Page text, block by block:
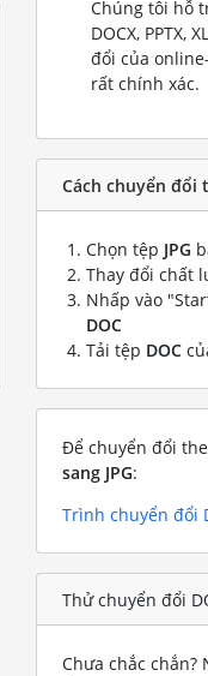
Chúng tôi hỗ
DOCX, PPTX,
đổi của
rất chính xác.
Cách chuyển đổi
Chọn tệp JPG
Thay đổi chất
Nhấp vào
DOC
Tải tệp DOC
Để chuyển đổi
sang JPG:
Trình chuyển đổi
Thử chuyển đổi
Chưa chắc